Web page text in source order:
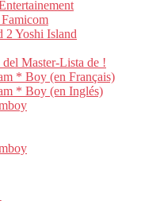
2 Yoshi Island
Master-Lista de !
* Boy (en Français)
* Boy (en Inglés)